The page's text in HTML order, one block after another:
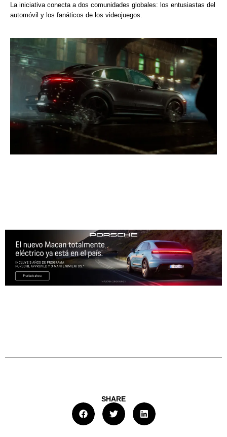
La iniciativa conecta a dos comunidades globales: los entusiastas del
automóvil y los fanáticos de los videojuegos.
SHARE